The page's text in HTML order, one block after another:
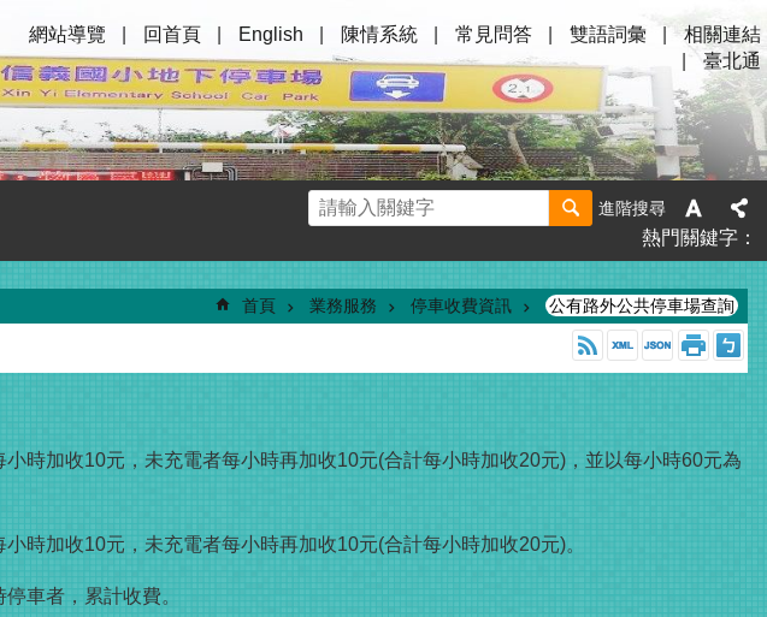
網站導覽
回首頁 English 陳情系統 常見問答 雙語詞彙
相關連結
臺北通
進階搜尋
熱門關鍵字
首頁 業務服務 停車收費資訊 公有路外公共停車場查詢
時加收10元，未充電者每小時再加收10元(合計每小時加收20元)，並以每小時60元為
時加收10元，未充電者每小時再加收10元(合計每小時加收20元)。
車者，累計收費。